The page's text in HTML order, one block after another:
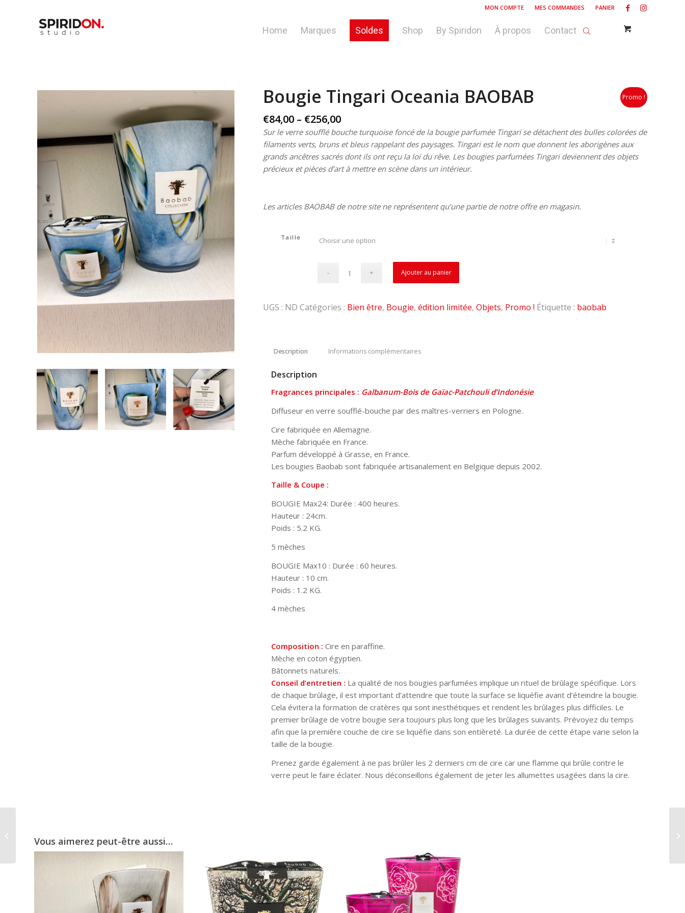
MON COMPTE MES COMMANDES PANIER
Home Marques Soldes Shop By Spiridon À propos Contact
Promo !
Bougie Tingari Oceania BAOBAB
€84,00 – €256,00Price
range:
€84,00
through
€256,00
Sur le verre soufflé bouche turquoise foncé de la bougie parfumée Tingari se détachent des bulles colorées de
filaments verts, bruns et bleus rappelant des paysages. Tingari est le nom que donnent les aborigènes aux
grands ancêtres sacrés dont ils ont reçu la loi du rêve. Les bougies parfumées Tingari deviennent des objets
précieux et pièces d’art à mettre en scène dans un intérieur.
Les articles BAOBAB de notre site ne représentent qu’une partie de notre offre en magasin.
Taille
Ajouter au panier
UGS : ND Catégories : Bien être, Bougie,édition limitée,Objets, Promo ! Étiquette : baobab
Description Informations complémentaires
Description
Fragrances principales : Galbanum-Bois de Gaïac-Patchouli d’Indonésie
Diffuseur en verre soufflé-bouche par des maîtres-verriers en Pologne.
Cire fabriquée en Allemagne.
Mèche fabriquée en France.
Parfum développé à Grasse, en France.
Les bougies Baobab sont fabriquée artisanalement en Belgique depuis 2002.
Taille & Coupe :
BOUGIE Max24: Durée : 400 heures.
Hauteur : 24cm.
Poids : 5.2 KG.
5 mèches
BOUGIE Max10 : Durée : 60 heures.
Hauteur : 10 cm.
Poids : 1.2 KG.
4 mèches
Composition :Cire en paraffine.
Mèche en coton égyptien.
Bâtonnets naturels.
Conseil d’entretien : La qualité de nos bougies parfumées implique un rituel de brûlage spécifique. Lors
de chaque brûlage, il est important d’attendre que toute la surface se liquéfie avant d’éteindre la bougie.
Cela évitera la formation de cratères qui sont inesthétiques et rendent les brûlages plus difficiles. Le
premier brûlage de votre bougie sera toujours plus long que les brûlages suivants. Prévoyez du temps
afin que la première couche de cire se liquéfie dans son entièreté. La durée de cette étape varie selon la
taille de la bougie.
Prenez garde également à ne pas brûler les 2 derniers cm de cire car une flamme qui brûle contre le
verre peut le faire éclater. Nous déconseillons également de jeter les allumettes usagées dans la cire.
Vous aimerez peut-être aussi…
BAOBAB